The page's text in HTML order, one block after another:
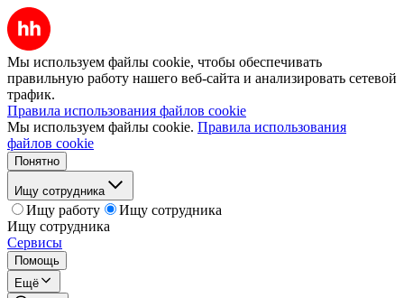
Мы используем файлы cookie, чтобы обеспечивать
правильную работу нашего веб-сайта и анализировать сетевой
трафик.
Правила использования файлов cookie
Мы используем файлы cookie. Правила использования
файлов cookie
Понятно
Ищу сотрудника
Ищу работу
Ищу сотрудника
Ищу сотрудника
Сервисы
Помощь
Ещё